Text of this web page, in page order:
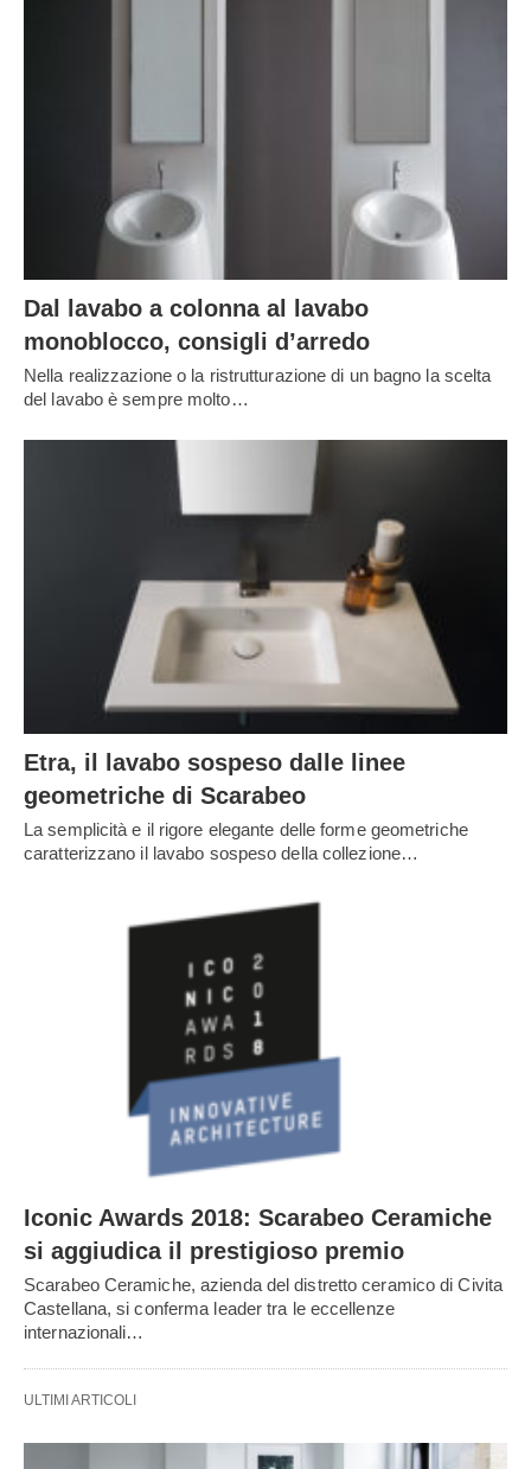
Dal lavabo a colonna al lavabo
monoblocco, consigli d’arredo
Nella realizzazione o la ristrutturazione di un bagno la scelta
del lavabo è sempre molto…
Etra, il lavabo sospeso dalle linee
geometriche di Scarabeo
La semplicità e il rigore elegante delle forme geometriche
caratterizzano il lavabo sospeso della collezione…
Iconic Awards 2018: Scarabeo Ceramiche
si aggiudica il prestigioso premio
Scarabeo Ceramiche, azienda del distretto ceramico di Civita
Castellana, si conferma leader tra le eccellenze
internazionali…
ULTIMI ARTICOLI